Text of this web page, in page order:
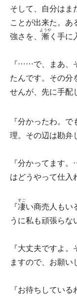
そして、自分はま
ことが出来た。あ
強さを、 漸
ようや
く手に
『……で、まあ、
たんです。その分
せんが、先に手配
『分かったわ。
理。その辺は勘弁
『分かってます
はどうやって仕
『凄
すご
い商売人もい
うに私も頑張らな
『大丈夫ですよ
ますので、お願い
『お待ちしている